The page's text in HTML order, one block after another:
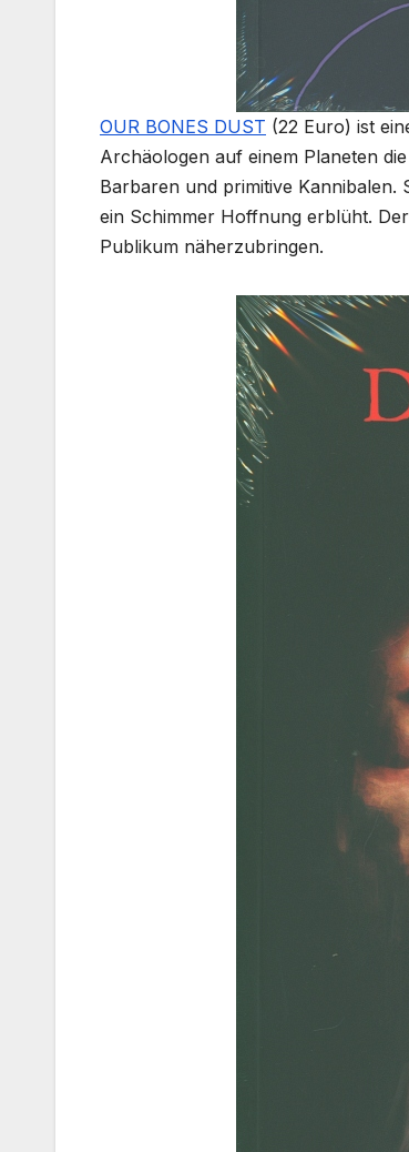
OUR BONES DUST (22 Euro) ist
Archäologen auf einem Planeten
Barbaren und primitive Kannibalen.
ein Schimmer Hoffnung erblüht.
Publikum näherzubringen.